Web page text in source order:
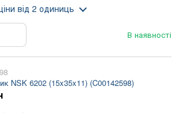
В наявності
від 2 одиниць
NSK 6202 (15x35x11) (C00142598)